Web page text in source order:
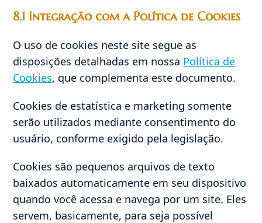
8.1 Integração com a Política de Cookies
O uso de cookies neste site segue as
disposições detalhadas em nossa Política de
Cookies, que complementa este documento.
Cookies de estatística e marketing somente
serão utilizados mediante consentimento do
usuário, conforme exigido pela legislação.
Cookies são pequenos arquivos de texto
baixados automaticamente em seu dispositivo
quando você acessa e navega por um site. Eles
servem, basicamente, para seja possível